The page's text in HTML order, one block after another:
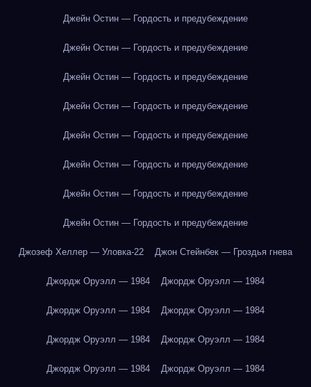
Джейн Остин — Гордость и предубеждение
Джейн Остин — Гордость и предубеждение
Джейн Остин — Гордость и предубеждение
Джейн Остин — Гордость и предубеждение
Джейн Остин — Гордость и предубеждение
Джейн Остин — Гордость и предубеждение
Джейн Остин — Гордость и предубеждение
Джейн Остин — Гордость и предубеждение
Джозеф Хеллер — Уловка-22 Джон Стейнбек — Гроздья гнева
Джордж Оруэлл — 1984 Джордж Оруэлл — 1984
Джордж Оруэлл — 1984 Джордж Оруэлл — 1984
Джордж Оруэлл — 1984 Джордж Оруэлл — 1984
Джордж Оруэлл — 1984 Джордж Оруэлл — 1984